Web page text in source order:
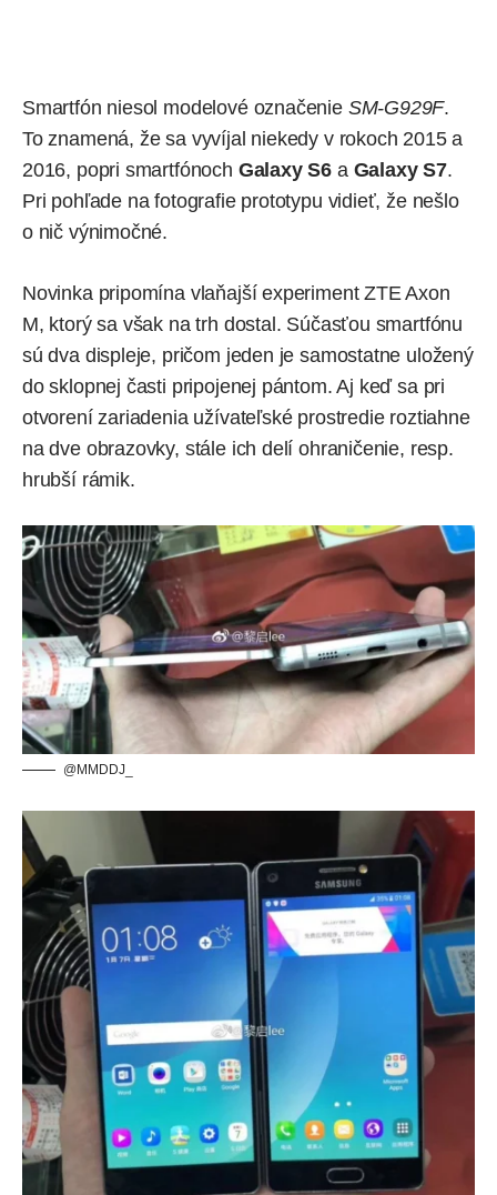
Smartfón niesol modelové označenie SM-G929F.
To znamená, že sa vyvíjal niekedy v rokoch 2015 a
2016, popri smartfónoch Galaxy S6 a Galaxy S7.
Pri pohľade na fotografie prototypu vidieť, že nešlo
o nič výnimočné.
Novinka pripomína vlaňajší experimentZTE Axon
M, ktorý sa však na trh dostal. Súčasťou smartfónu
sú dva displeje, pričom jeden je samostatne uložený
do sklopnej časti pripojenej pántom. Aj keď sa pri
otvorení zariadenia užívateľské prostredie roztiahne
na dve obrazovky, stále ich delí ohraničenie, resp.
hrubší rámik.
@MMDDJ_